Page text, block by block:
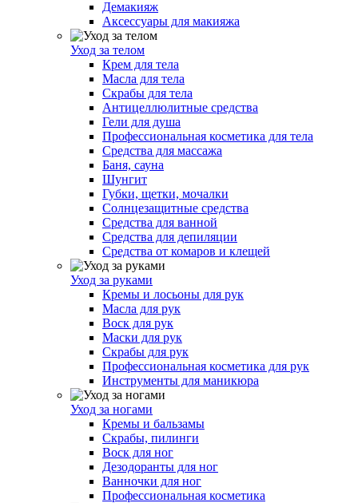
Демакияж
Аксессуары для макияжа
Уход за телом
Крем для тела
Масла для тела
Скрабы для тела
Антицеллюлитные средства
Гели для душа
Профессиональная косметика для тела
Средства для массажа
Баня, сауна
Шунгит
Губки, щетки, мочалки
Солнцезащитные средства
Средства для ванной
Средства для депиляции
Средства от комаров и клещей
Уход за руками
Кремы и лосьоны для рук
Масла для рук
Воск для рук
Маски для рук
Скрабы для рук
Профессиональная косметика для рук
Инструменты для маникюра
Уход за ногами
Кремы и бальзамы
Скрабы, пилинги
Воск для ног
Дезодоранты для ног
Ванночки для ног
Профессиональная косметика